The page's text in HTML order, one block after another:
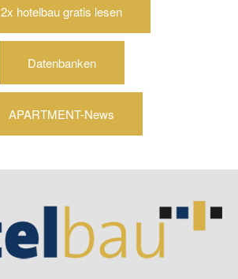
2x hotelbau gratis lesen
Datenbanken
APARTMENT-News